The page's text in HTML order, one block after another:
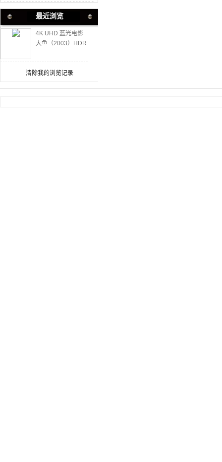
最近浏览
4K UHD 蓝光电影
大鱼（2003）HDR
清除我的浏览记录